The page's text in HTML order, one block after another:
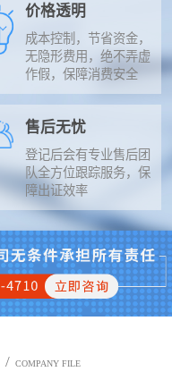
价格透明
成本控制，节省资金，
无隐形费用，绝不弄虚
作假，保障消费安全
售后无忧
登记后会有专业售后团
队全方位跟踪服务，保
障出证效率
/ COMPANY FILE